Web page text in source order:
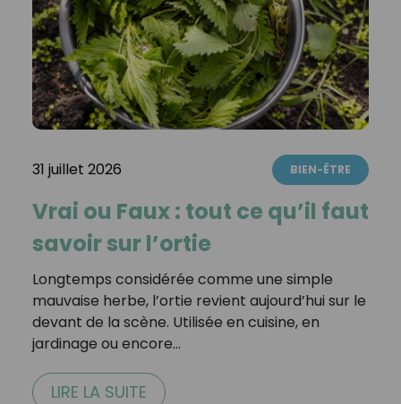
31 juillet 2026 BIEN-ÊTRE
Vrai ou Faux : tout ce qu’il faut
savoir sur l’ortie
Longtemps considérée comme une simple
mauvaise herbe, l’ortie revient aujourd’hui sur le
devant de la scène. Utilisée en cuisine, en
jardinage ou encore…
LIRE LA SUITE